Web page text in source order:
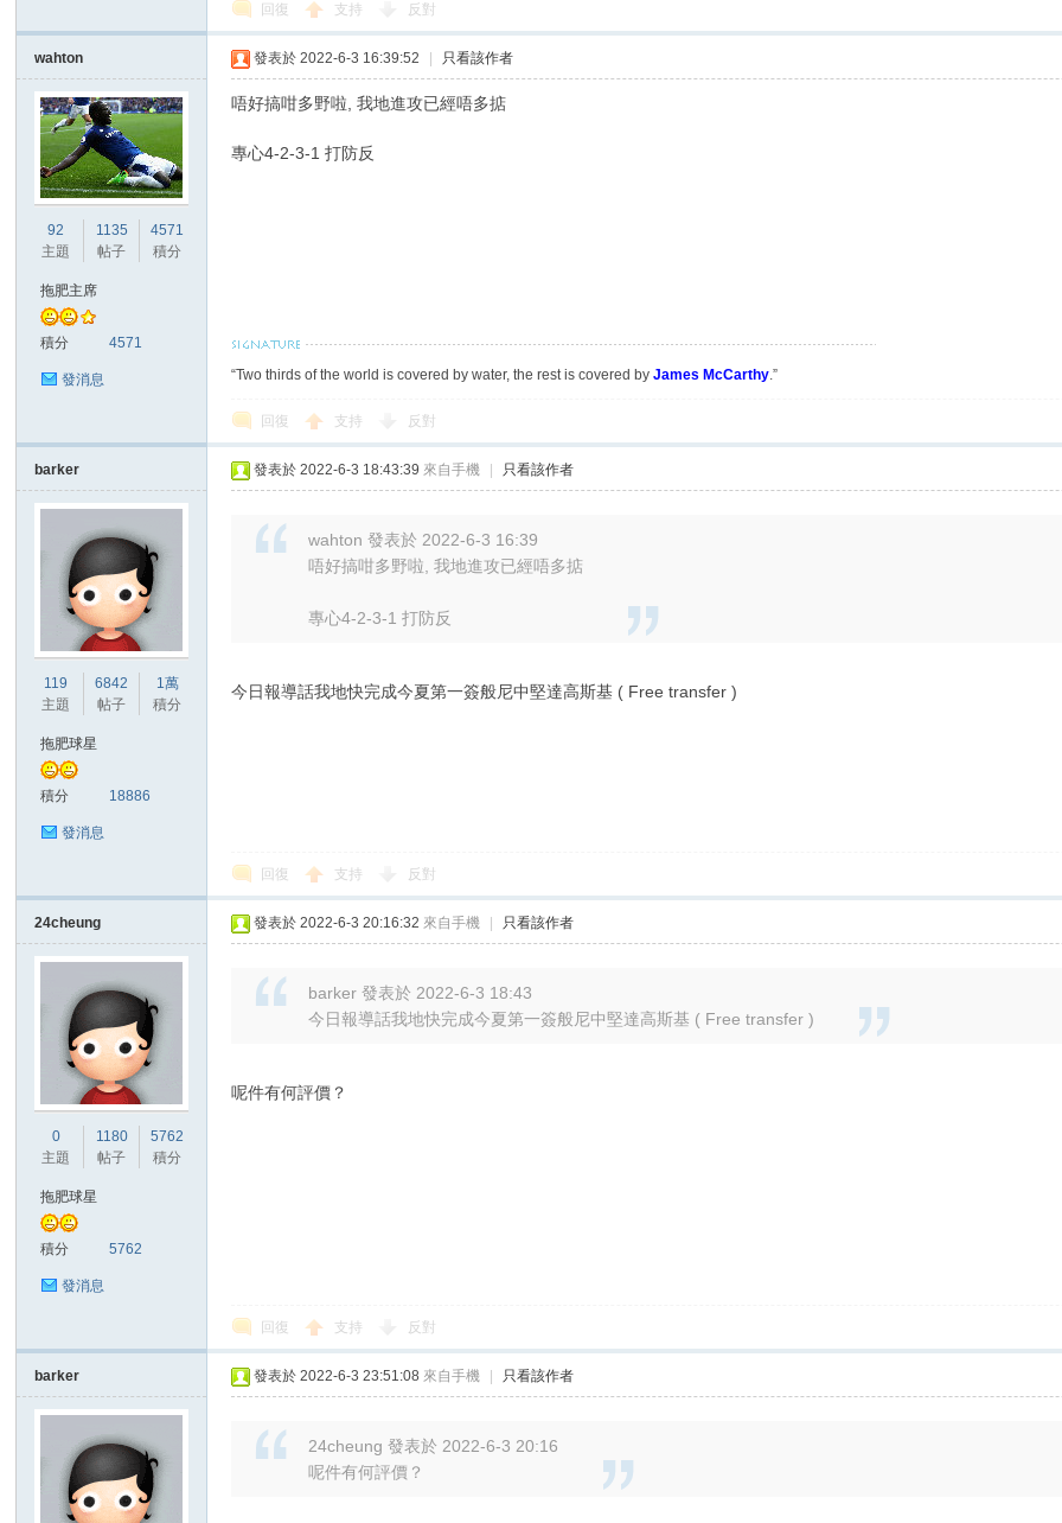
回復 支持 反對
wahton
92
主題
1135
帖子
4571
積分
拖肥主席
積分 4571
發消息
發表於 2022-6-3 16:39:52 只看該作者
唔好搞咁多野啦, 我地進攻已經唔多掂
專心4-2-3-1 打防反
“Two thirds of the world is covered by water, the rest is covered byJames McCarthy.”
回復 支持 反對
barker
119
主題
6842
帖子
1萬
積分
拖肥球星
積分 18886
發消息
發表於 2022-6-3 18:43:39 來自手機 只看該作者
wahton 發表於 2022-6-3 16:39
唔好搞咁多野啦, 我地進攻已經唔多掂
專心4-2-3-1 打防反
今日報導話我地快完成今夏第一簽般尼中堅達高斯基 ( Free transfer )
回復 支持 反對
24cheung
0
主題
1180
帖子
5762
積分
拖肥球星
積分 5762
發消息
發表於 2022-6-3 20:16:32 來自手機 只看該作者
barker 發表於 2022-6-3 18:43
今日報導話我地快完成今夏第一簽般尼中堅達高斯基 ( Free transfer )
呢件有何評價？
回復 支持 反對
barker 發表於 2022-6-3 23:51:08 來自手機 只看該作者
24cheung 發表於 2022-6-3 20:16
呢件有何評價？